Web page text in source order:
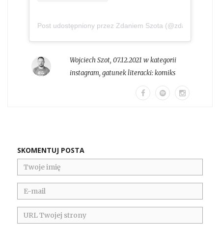
Post udostępniony przez Zdaniem Szota
Wojciech Szot, 07.12.2021 w kategorii
instagram, gatunek literacki:komiks
SKOMENTUJ POSTA